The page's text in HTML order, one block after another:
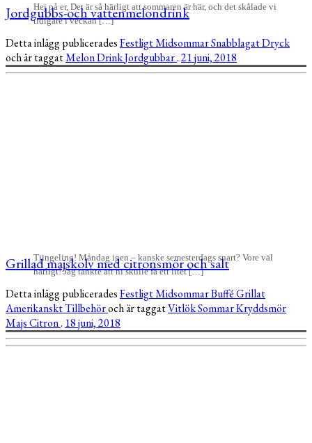
Hej på er, Det är så härligt att sommaren är här, och det skålade vi
tidigare i veckan […]
Jordgubbs-och vattenmelondrink
Detta inlägg publiceradesFestligtMidsommarSnabblagatDryck
och är taggatMelonDrinkJordgubbar.21 juni, 2018
Tjingeling! Måndag igen – kanske semesterdags snart? Vore väl
härligt! Jag tänkte att ni skulle få ett litet […]
Grillad majskolv med citronsmör och salt
Detta inlägg publiceradesFestligtMidsommarBufféGrillat
AmerikansktTillbehöroch är taggatVitlökSommarKryddsmör
MajsCitron. 18 juni, 2018